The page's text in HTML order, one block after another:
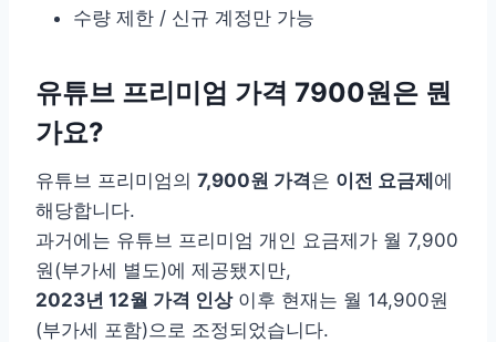
수량 제한 / 신규 계정만 가능
유튜브 프리미엄 가격 7900원은 뭔
가요?
유튜브 프리미엄의 7,900원 가격은 이전 요금제 에
해당합니다.
과거에는 유튜브 프리미엄 개인 요금제가 월 7,900
원(부가세 별도)에 제공됐지만,
2023년 12월 가격 인상이후 현재는 월 14,900원
(부가세 포함)으로 조정되었습니다.